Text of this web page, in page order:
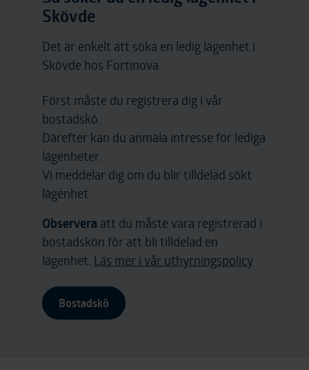
Skövde
Det är enkelt att söka en ledig lägenhet i
Skövde hos Fortinova.
Först måste du registrera dig i vår
bostadskö.
Därefter kan du anmäla intresse för lediga
lägenheter.
Vi meddelar dig om du blir tilldelad sökt
lägenhet.
Observera att du måste vara registrerad i
bostadskön för att bli tilldelad en
lägenhet. Läs mer i vår uthyrningspolicy
Bostadskö